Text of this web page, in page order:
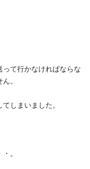
て行かなければならな
。
てしまいました。
。